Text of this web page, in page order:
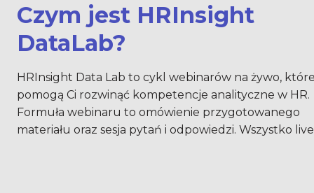
Czym jest HRInsight
DataLab?
HRInsight Data Lab to cykl webinarów na żywo,
pomogą Ci rozwinąć kompetencje analityczne w HR.
Formuła webinaru to omówienie przygotowanego
materiału oraz sesja pytań i odpowiedzi. Wszystko